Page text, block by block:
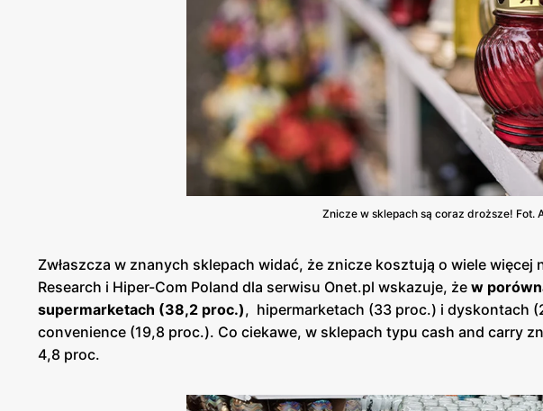
Znicze w sklepach są coraz droższe! Fot.
Zwłaszcza w znanych sklepach widać, że znicze kosztują o wiele
Research i Hiper-Com Poland dla serwisu Onet.pl wskazuje, że w
supermarketach (38,2 proc.), hipermarketach (33 proc.) i dyskontach
convenience (19,8 proc.). Co ciekawe, w sklepach typu cash and carry
4,8 proc.